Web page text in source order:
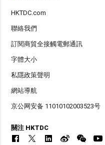
HKTDC.com
聯絡我們
訂閱商貿全接觸電郵通訊
字體大小
私隱政策聲明
網站導航
京公网安备 11010102003523号
關注 HKTDC